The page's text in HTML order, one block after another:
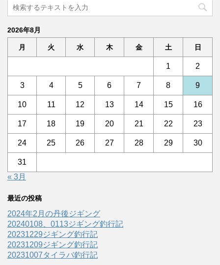
2026年8月
月 火 水 木 金 土 日
1 2
3 4 5 6 7 8 9
10 11 12 13 14 15 16
17 18 19 20 21 22 23
24 25 26 27 28 29 30
31
« 3月
最近の投稿
2024年2月の丹後ジギング
20240108、0113ジギング釣行記
20231229ジギング釣行記
20231209ジギング釣行記
20231007タイラバ釣行記